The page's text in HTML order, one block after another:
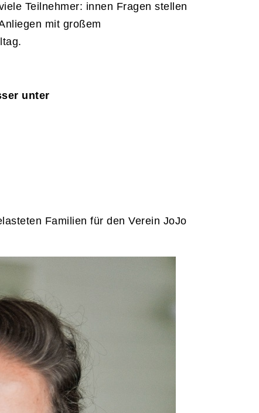
Teilnehmer: innen Fragen stellen
mit großem
unter
Familien für den Verein JoJo